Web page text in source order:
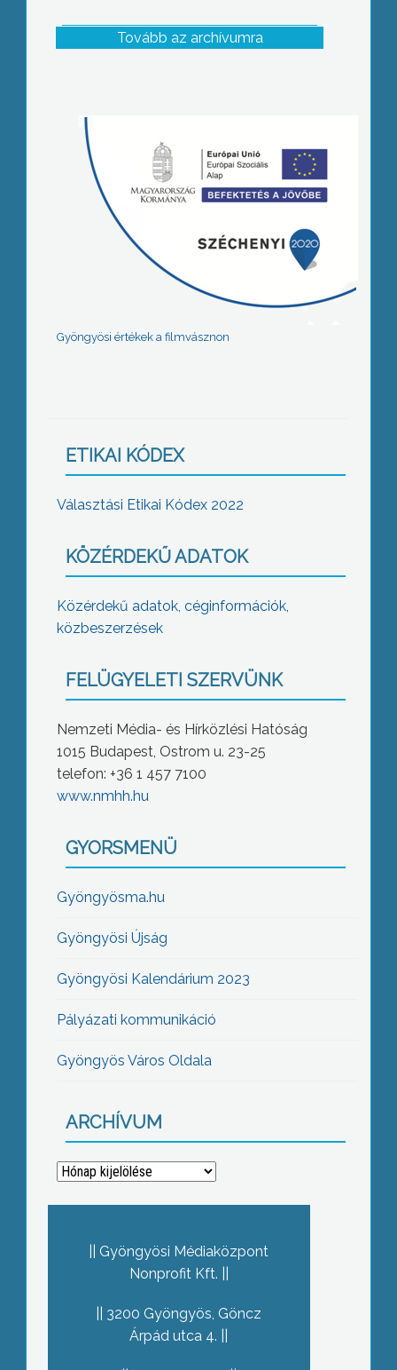
Tovább az archívumra
Gyöngyösi értékek a filmvásznon
ETIKAI KÓDEX
Választási Etikai Kódex 2022
KÖZÉRDEKŰ ADATOK
Közérdekű adatok, céginformációk,
közbeszerzések
FELÜGYELETI SZERVÜNK
Nemzeti Média- és Hírközlési Hatóság
1015 Budapest, Ostrom u. 23-25
telefon: +36 1 457 7100
www.nmhh.hu
GYORSMENÜ
Gyöngyösma.hu
Gyöngyösi Újság
Gyöngyösi Kalendárium 2023
Pályázati kommunikáció
Gyöngyös Város Oldala
ARCHÍVUM
Archívum
Gyöngyösi Médiaközpont
Nonprofit Kft.
3200 Gyöngyös, Göncz
Árpád utca 4.